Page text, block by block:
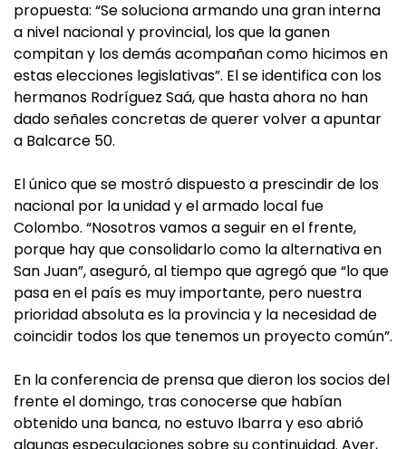
propuesta: “Se soluciona armando una gran interna
a nivel nacional y provincial, los que la ganen
compitan y los demás acompañan como hicimos en
estas elecciones legislativas”. El se identifica con los
hermanos Rodríguez Saá, que hasta ahora no han
dado señales concretas de querer volver a apuntar
a Balcarce 50.
El único que se mostró dispuesto a prescindir de los
nacional por la unidad y el armado local fue
Colombo. “Nosotros vamos a seguir en el frente,
porque hay que consolidarlo como la alternativa en
San Juan”, aseguró, al tiempo que agregó que “lo que
pasa en el país es muy importante, pero nuestra
prioridad absoluta es la provincia y la necesidad de
coincidir todos los que tenemos un proyecto común”.
En la conferencia de prensa que dieron los socios del
frente el domingo, tras conocerse que habían
obtenido una banca, no estuvo Ibarra y eso abrió